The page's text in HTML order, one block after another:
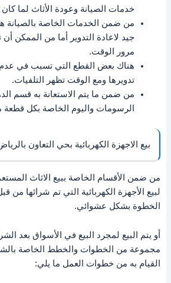
خدمات الصيانة وعودة الأثاث لما
من ضمن الخدمات الخاصة
جيد لاعادة التدوير أما من الممكن أن
مرور الوقت.
هناك بعض القطع التي تسبب في عدم
تدويرها ومع الوقت تظهر التلفيات.
من ضمن ما يتم الاستعانة به قسم
الرسومات واليوم الخاصة بكل
بيع الاجهزة الكهربائية بحي التعاون
من ضمن الأقسام الخاصة ببيع الاثاث
لبيع الأجهزة الكهربائية التي تم شرائها من
الخطوة بشكل عشوائي.
أو يتم البيع لمجرد البيع في الأسواق بعد
مجموعة من الخطوات والخطط الخاصة
القيام به من خطوات العمل ما يلي: